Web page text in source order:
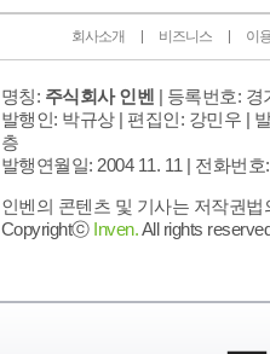
회사소개 비즈니스 이
명칭: 주식회사 인벤 | 등록번호: 경
발행인: 박규상 | 편집인: 강민우 |
층
발행연월일: 2004 11. 11 | 전화번호
인벤의 콘텐츠 및 기사는 저작권
Copyrightⓒ Inven.All rights